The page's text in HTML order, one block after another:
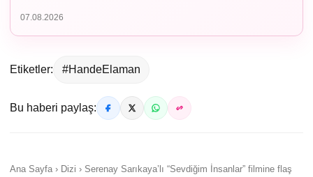
07.08.2026
Etiketler: #HandeElaman
Bu haberi paylaş:
Ana Sayfa › Dizi › Serenay Sarıkaya’lı “Sevdiğim İnsanlar” filmine flaş